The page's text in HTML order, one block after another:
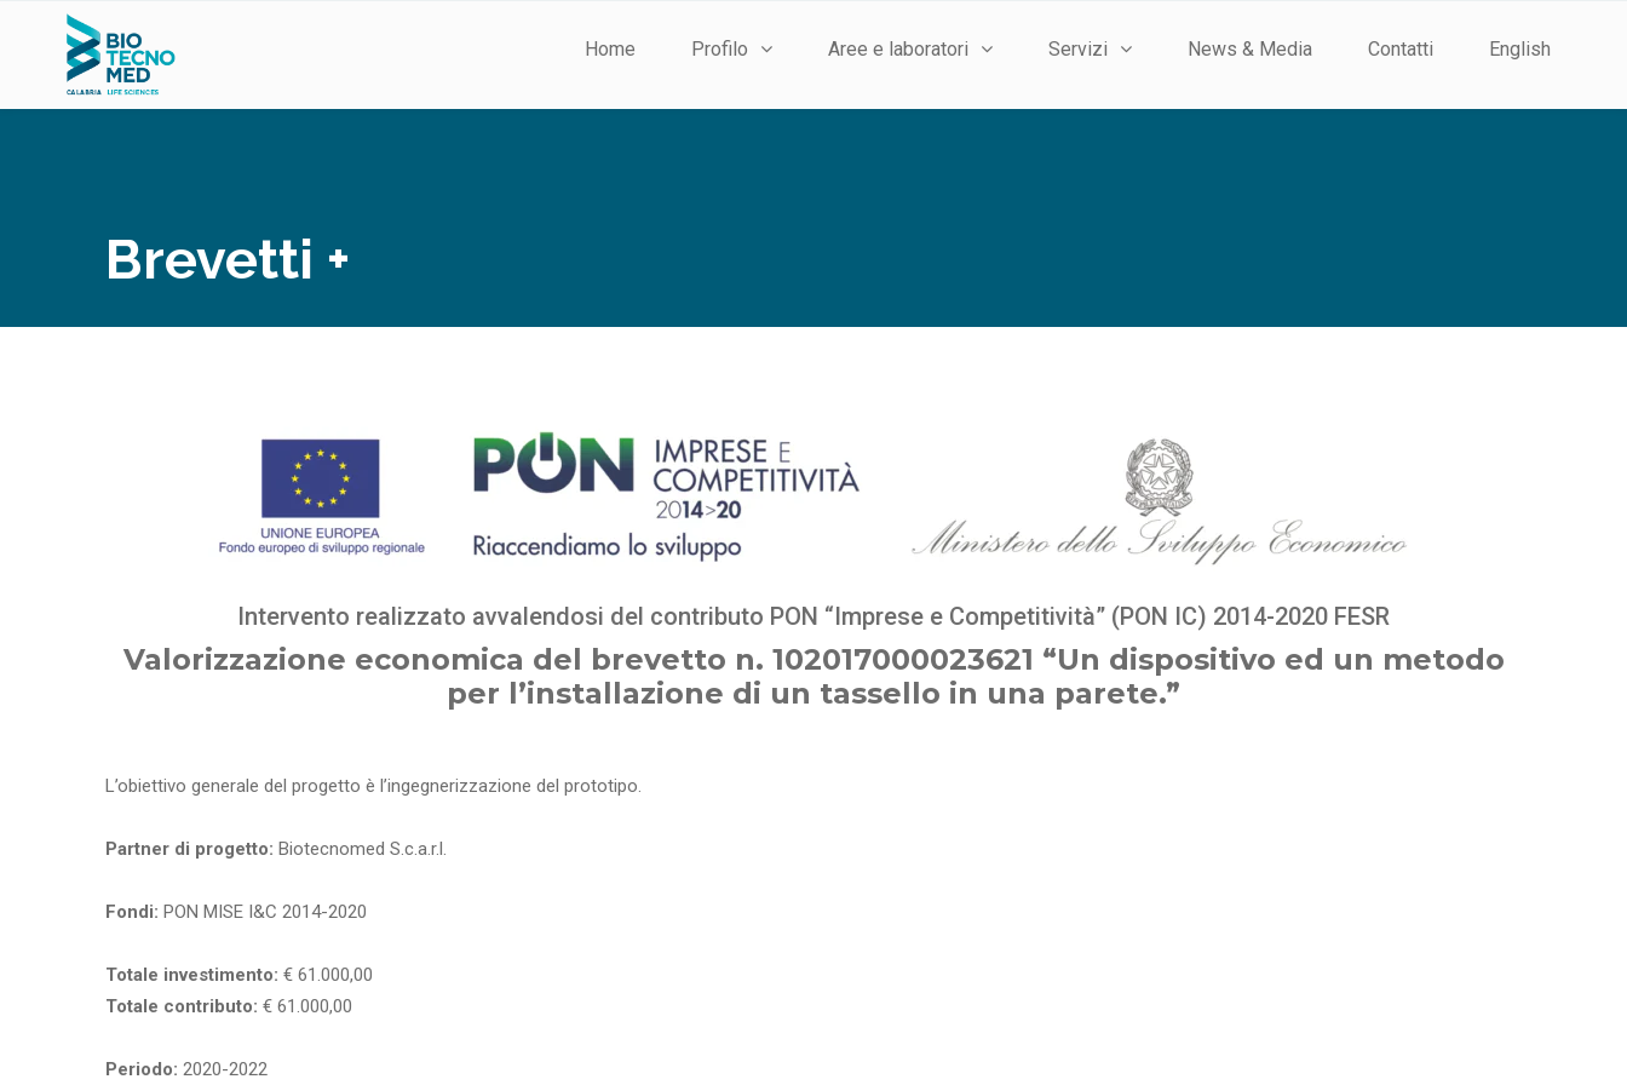
Home Profilo Aree e laboratori Servizi News & Media Contatti English
Brevetti +
Intervento realizzato avvalendosi del contributo PON “Imprese e Competitività” (PON IC) 2014-2020 FESR
Valorizzazione economica del brevetto n. 102017000023621 “Un dispositivo ed un metodo
per l’installazione di un tassello in una parete.”
L’obiettivo generale del progetto è l’ingegnerizzazione del prototipo.
Partner di progetto: Biotecnomed S.c.a.r.l.
Fondi: PON MISE I&C 2014-2020
Totale investimento: € 61.000,00
Totale contributo: € 61.000,00
Periodo: 2020-2022